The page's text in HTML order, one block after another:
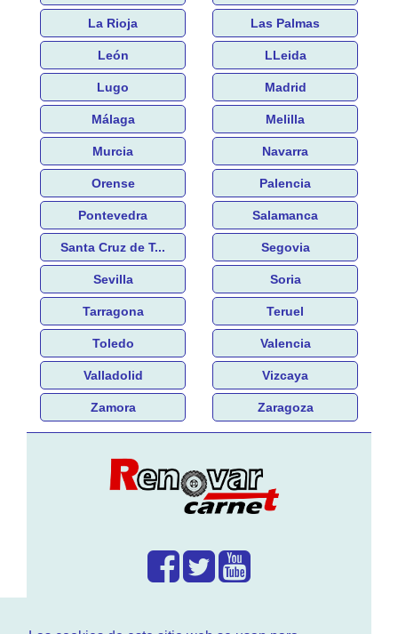
La Rioja Las Palmas
León LLeida
Lugo Madrid
Málaga Melilla
Murcia Navarra
Orense Palencia
Pontevedra Salamanca
Santa Cruz de T... Segovia
Sevilla Soria
Tarragona Teruel
Toledo Valencia
Valladolid Vizcaya
Zamora Zaragoza